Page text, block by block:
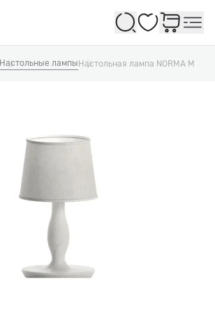
Избранное
Настольные лампыНастольная лампа NORMA M